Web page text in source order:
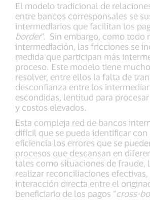
El modelo tradicional de
entre bancos corresponsales se
intermediarios que facilitan los
border”. Sin embargo, como todo
intermediación, las fricciones se
medida que participan más
proceso. Este modelo tiene
resolver, entre ellos la falta de
desconfianza entre los
escondidas, lentitud para
y costos elevados.
Esta compleja red de bancos
difícil que se pueda identificar con
eficiencia los errores que se
procesos que descansan en
tales como situaciones de fraude,
realizar reconciliaciones efectivas,
interacción directa entre el
beneficiario de los pagos “cross-